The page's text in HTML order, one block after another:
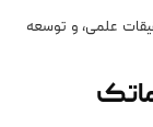
علمی، و توسعه